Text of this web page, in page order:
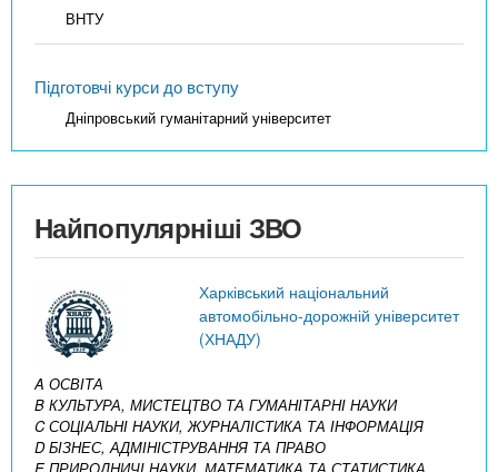
ВНТУ
Підготовчі курси до вступу
Дніпровський гуманітарний університет
Найпопулярніші ЗВО
Харківський національний
автомобільно-дорожній університет
(ХНАДУ)
A ОСВІТА
B КУЛЬТУРА, МИСТЕЦТВО ТА ГУМАНІТАРНІ НАУКИ
C СОЦІАЛЬНІ НАУКИ, ЖУРНАЛІСТИКА ТА ІНФОРМАЦІЯ
D БІЗНЕС, АДМІНІСТРУВАННЯ ТА ПРАВО